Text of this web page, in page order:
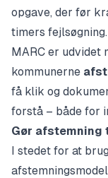
opgave, der før
timers fejlsøgning.
MARC er udvidet
kommunerne
få klik og
forstå – både for
Gør afstemning
I stedet for at